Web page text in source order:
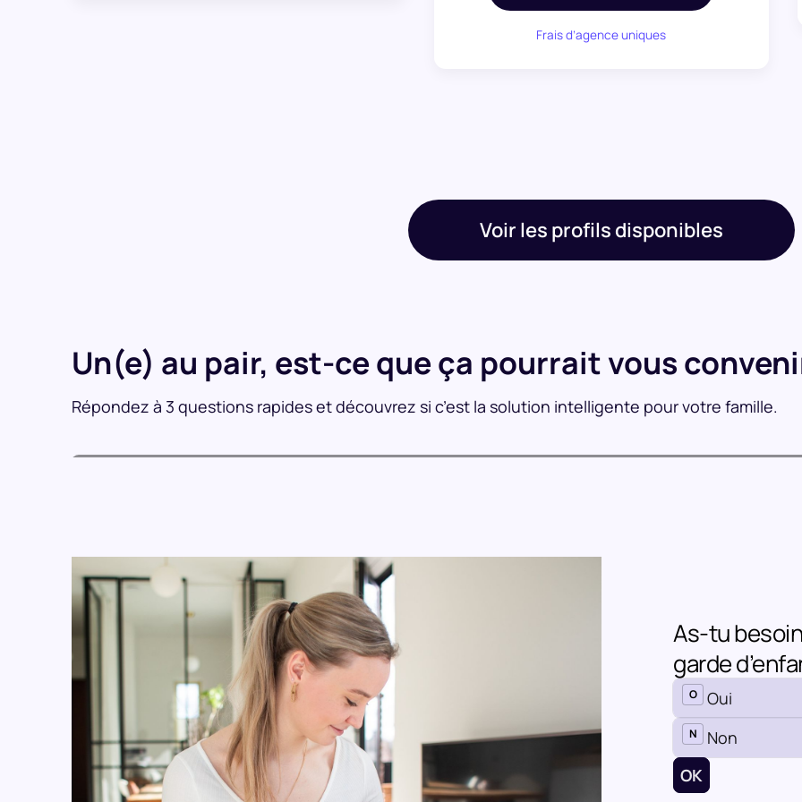
Frais d’agence uniques
Voir les profils disponibles
Un(e) au pair, est-ce que ça pourrait vous
Répondez à 3 questions rapides et découvrez si c’est la solution intelligente pour votre famille.